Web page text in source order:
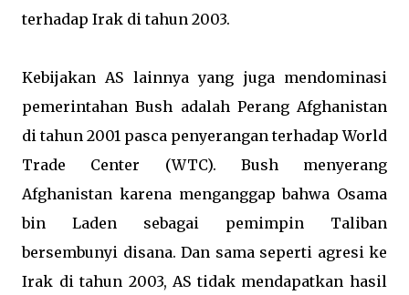
terhadap Irak di tahun 2003.
Kebijakan AS lainnya yang juga mendominasi
pemerintahan Bush adalah Perang Afghanistan
di tahun 2001 pasca penyerangan terhadap World
Trade Center (WTC). Bush menyerang
Afghanistan karena menganggap bahwa Osama
bin Laden sebagai pemimpin Taliban
bersembunyi disana. Dan sama seperti agresi ke
Irak di tahun 2003, AS tidak mendapatkan hasil